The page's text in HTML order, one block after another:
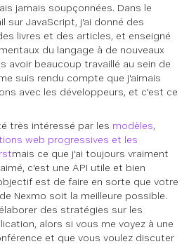
jamais soupçonnées. Dans le
sur JavaScript, j'ai donné des
livres et des articles, et enseigné
du langage à de nouveaux
avoir beaucoup travaillé au sein de
suis rendu compte que j'aimais
avec les développeurs, et c'est ce
très intéressé par les modèles,
web progressives et les
mais ce que j'ai toujours vraiment
c'est une API utile et bien
est de faire en sorte que votre
Nexmo soit la meilleure possible.
des stratégies sur les
alors si vous me voyez à une
et que vous voulez discuter